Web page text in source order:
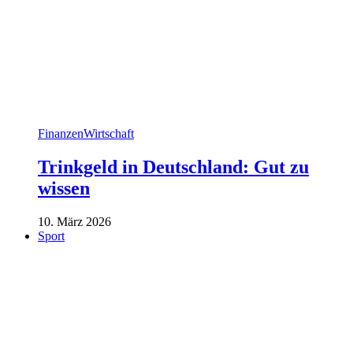
FinanzenWirtschaft
Trinkgeld in Deutschland: Gut zu
wissen
10. März 2026
Sport